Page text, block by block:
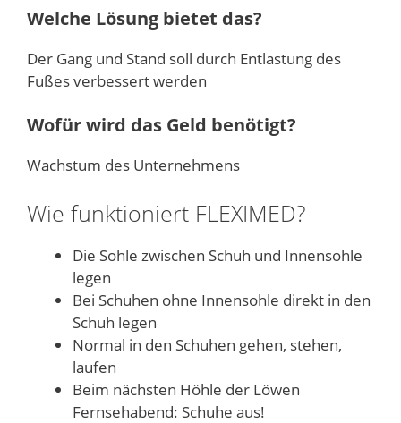
Welche Lösung bietet das?
Der Gang und Stand soll durch Entlastung des
Fußes verbessert werden
Wofür wird das Geld benötigt?
Wachstum des Unternehmens
Wie funktioniert FLEXIMED?
Die Sohle zwischen Schuh und Innensohle
legen
Bei Schuhen ohne Innensohle direkt in den
Schuh legen
Normal in den Schuhen gehen, stehen,
laufen
Beim nächsten Höhle der Löwen
Fernsehabend: Schuhe aus!